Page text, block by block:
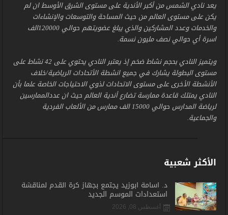
يعد نادي الشمس من أكبر الأندية على مستوى الشرق الأوسط ان لم
يكن على مستوى العالم من حيث المساحة والتوسعات والإنشاءات
والخدمات وعدد المشاركين والذي يبلغ عضويتهم حوالي 120000الف
اسرة أي حوالي نصف مليون نسمة.
ويتميز النادي بحجم نشاط ضخم إذ يعتبر النادي يحتوي على 42 نشاط على
مستوى البطولة يشارك في جميع انشطة الأتحادات الرياضية/خلاف
الأنشطة الأخرى على مستوى الاتحادات لذوي الاحتياجات الخاصة علما بأن
النادي يمتلك قاعدة ممارسة تضارع أندية العالم حيث ان عددالممارسين
لرياضة المدارس حوالي 15000 الف ممارس من الألعاب الفردية
والجماعية.
الأكثر شعبية
د. أسامة أبوزيد يجتمع بجهاز كرة القدم لمناقشة
استعدادات الموسم الجديد
أغسطس 08, 2026